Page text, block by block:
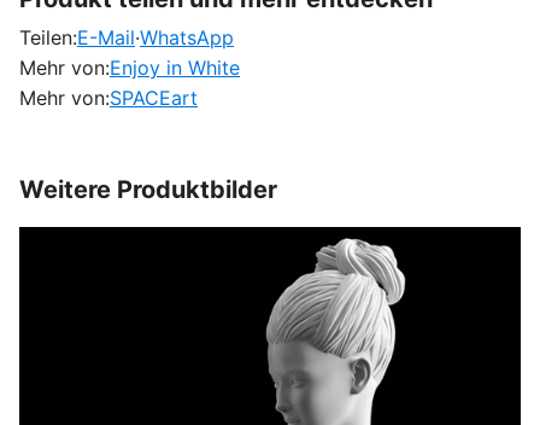
Teilen:E-Mail·WhatsApp
Mehr von:Enjoy in White
Mehr von:SPACEart
Weitere Produktbilder